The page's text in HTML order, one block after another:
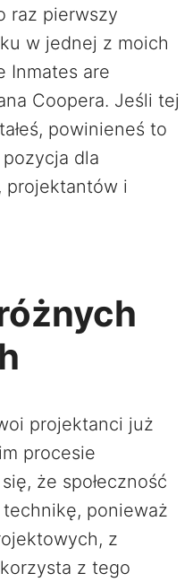
raz pierwszy
w jednej z moich
Inmates are
Coopera. Jeśli tej
powinieneś to
dla
projektantów i
projektanci już
procesie
że społeczność
ponieważ
z
z tego